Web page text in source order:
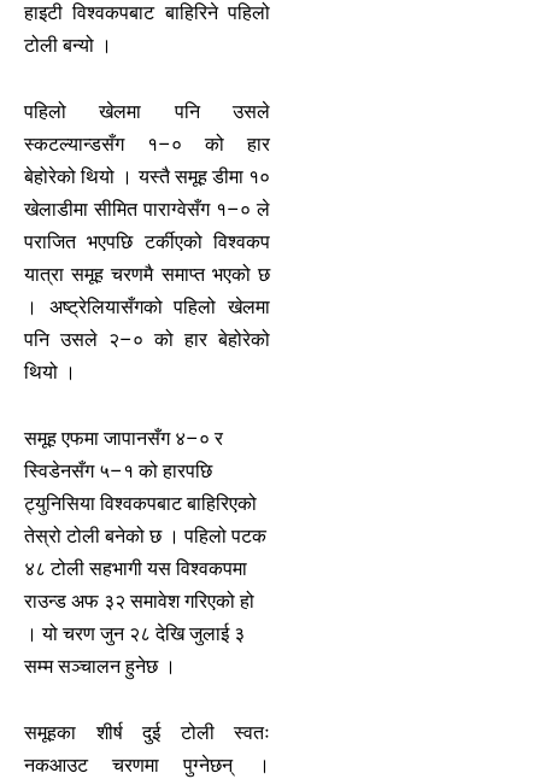
हाइटी विश्वकपबाट बाहिरिने पहिलो
टोली बन्यो ।
पहिलो खेलमा पनि उसले
स्कटल्यान्डसँग १–० को हार
बेहोरेको थियो । यस्तै समूह डीमा १०
खेलाडीमा सीमित पाराग्वेसँग १–० ले
पराजित भएपछि टर्कीएको विश्वकप
यात्रा समूह चरणमै समाप्त भएको छ
। अष्ट्रेलियासँगको पहिलो खेलमा
पनि उसले २–० को हार बेहोरेको
थियो ।
समूह एफमा जापानसँग ४–० र
स्विडेनसँग ५–१ को हारपछि
ट्युनिसिया विश्वकपबाट बाहिरिएको
तेस्रो टोली बनेको छ । पहिलो पटक
४८ टोली सहभागी यस विश्वकपमा
राउन्ड अफ ३२ समावेश गरिएको हो
। यो चरण जुन २८ देखि जुलाई ३
सम्म सञ्चालन हुनेछ ।
समूहका शीर्ष दुई टोली स्वतः
नकआउट चरणमा पुग्नेछन् ।